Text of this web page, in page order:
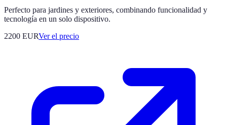
Perfecto para jardines y exteriores, combinando funcionalidad y
tecnología en un solo dispositivo.
2200 EURVer el precio